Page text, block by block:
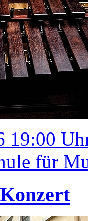
19:00
für